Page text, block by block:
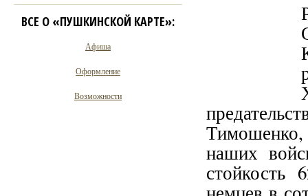
наших
стойкость
ВСЕ О «ПУШКИНСКОЙ КАРТЕ»:
Афиша
Оформление
Возможности